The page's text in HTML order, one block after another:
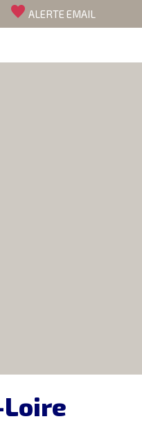
favorite ALERTE EMAIL